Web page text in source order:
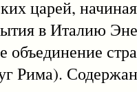
царей,
в Италию
объединение
Рима).